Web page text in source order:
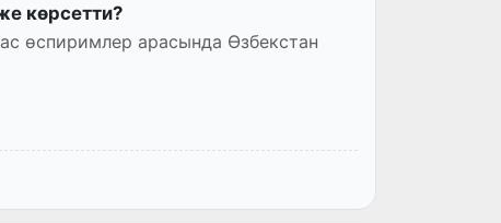
көрсетти?
өспиримлер арасында Өзбекстан